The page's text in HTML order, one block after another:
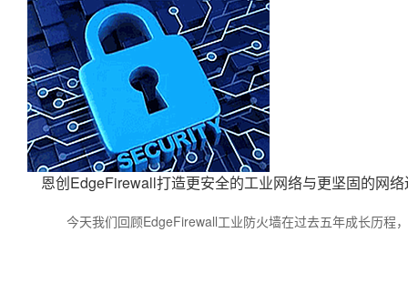
恩创EdgeFirewall打造更安全的工业网络与更坚固的网
今天我们回顾EdgeFirewall工业防火墙在过去五年成长历程